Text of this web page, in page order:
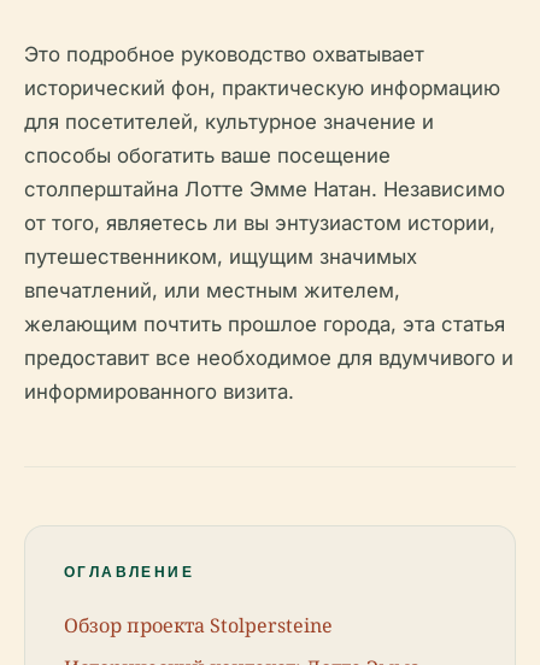
Это подробное руководство охватывает
исторический фон, практическую информацию
для посетителей, культурное значение и
способы обогатить ваше посещение
столперштайна Лотте Эмме Натан. Независимо
от того, являетесь ли вы энтузиастом истории,
путешественником, ищущим значимых
впечатлений, или местным жителем,
желающим почтить прошлое города, эта статья
предоставит все необходимое для вдумчивого и
информированного визита.
ОГЛАВЛЕНИЕ
Обзор проекта Stolpersteine